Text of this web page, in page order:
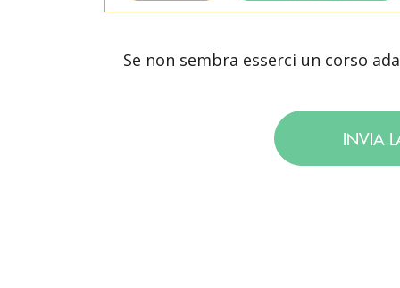
Se non sembra esserci un corso
INVIA